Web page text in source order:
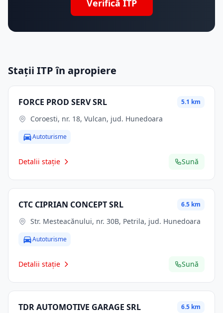
Verifică ITP
Stații ITP în apropiere
FORCE PROD SERV SRL 5.1 km
Coroesti, nr. 18, Vulcan, jud. Hunedoara
Autoturisme
Detalii stație Sună
CTC CIPRIAN CONCEPT SRL 6.5 km
Str. Mesteacănului, nr. 30B, Petrila, jud. Hunedoara
Autoturisme
Detalii stație Sună
TDR AUTOMOTIVE GARAGE SRL 6.5 km